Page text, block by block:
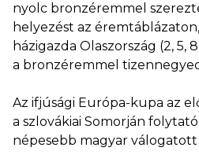
nyolc bronzéremmel
helyezést az
házigazda Olaszország (2, 5,
a bronzéremmel
Az ifjúsági Európa-kupa az
a szlovákiai Somorján
népesebb magyar